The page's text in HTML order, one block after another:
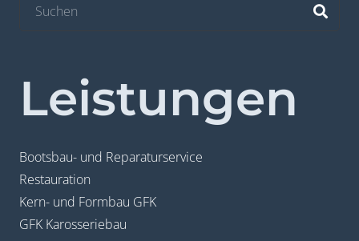
Leistungen
Bootsbau- und Reparaturservice
Restauration
Kern- und Formbau GFK
GFK Karosseriebau